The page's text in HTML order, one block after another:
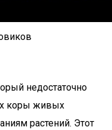
недостаточно
коры живых
растений. Этот